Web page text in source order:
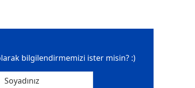
bilgilendirmemizi ister misin? :)